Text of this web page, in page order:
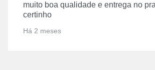
muito boa qualidade e entrega no
certinho
Há 2 meses